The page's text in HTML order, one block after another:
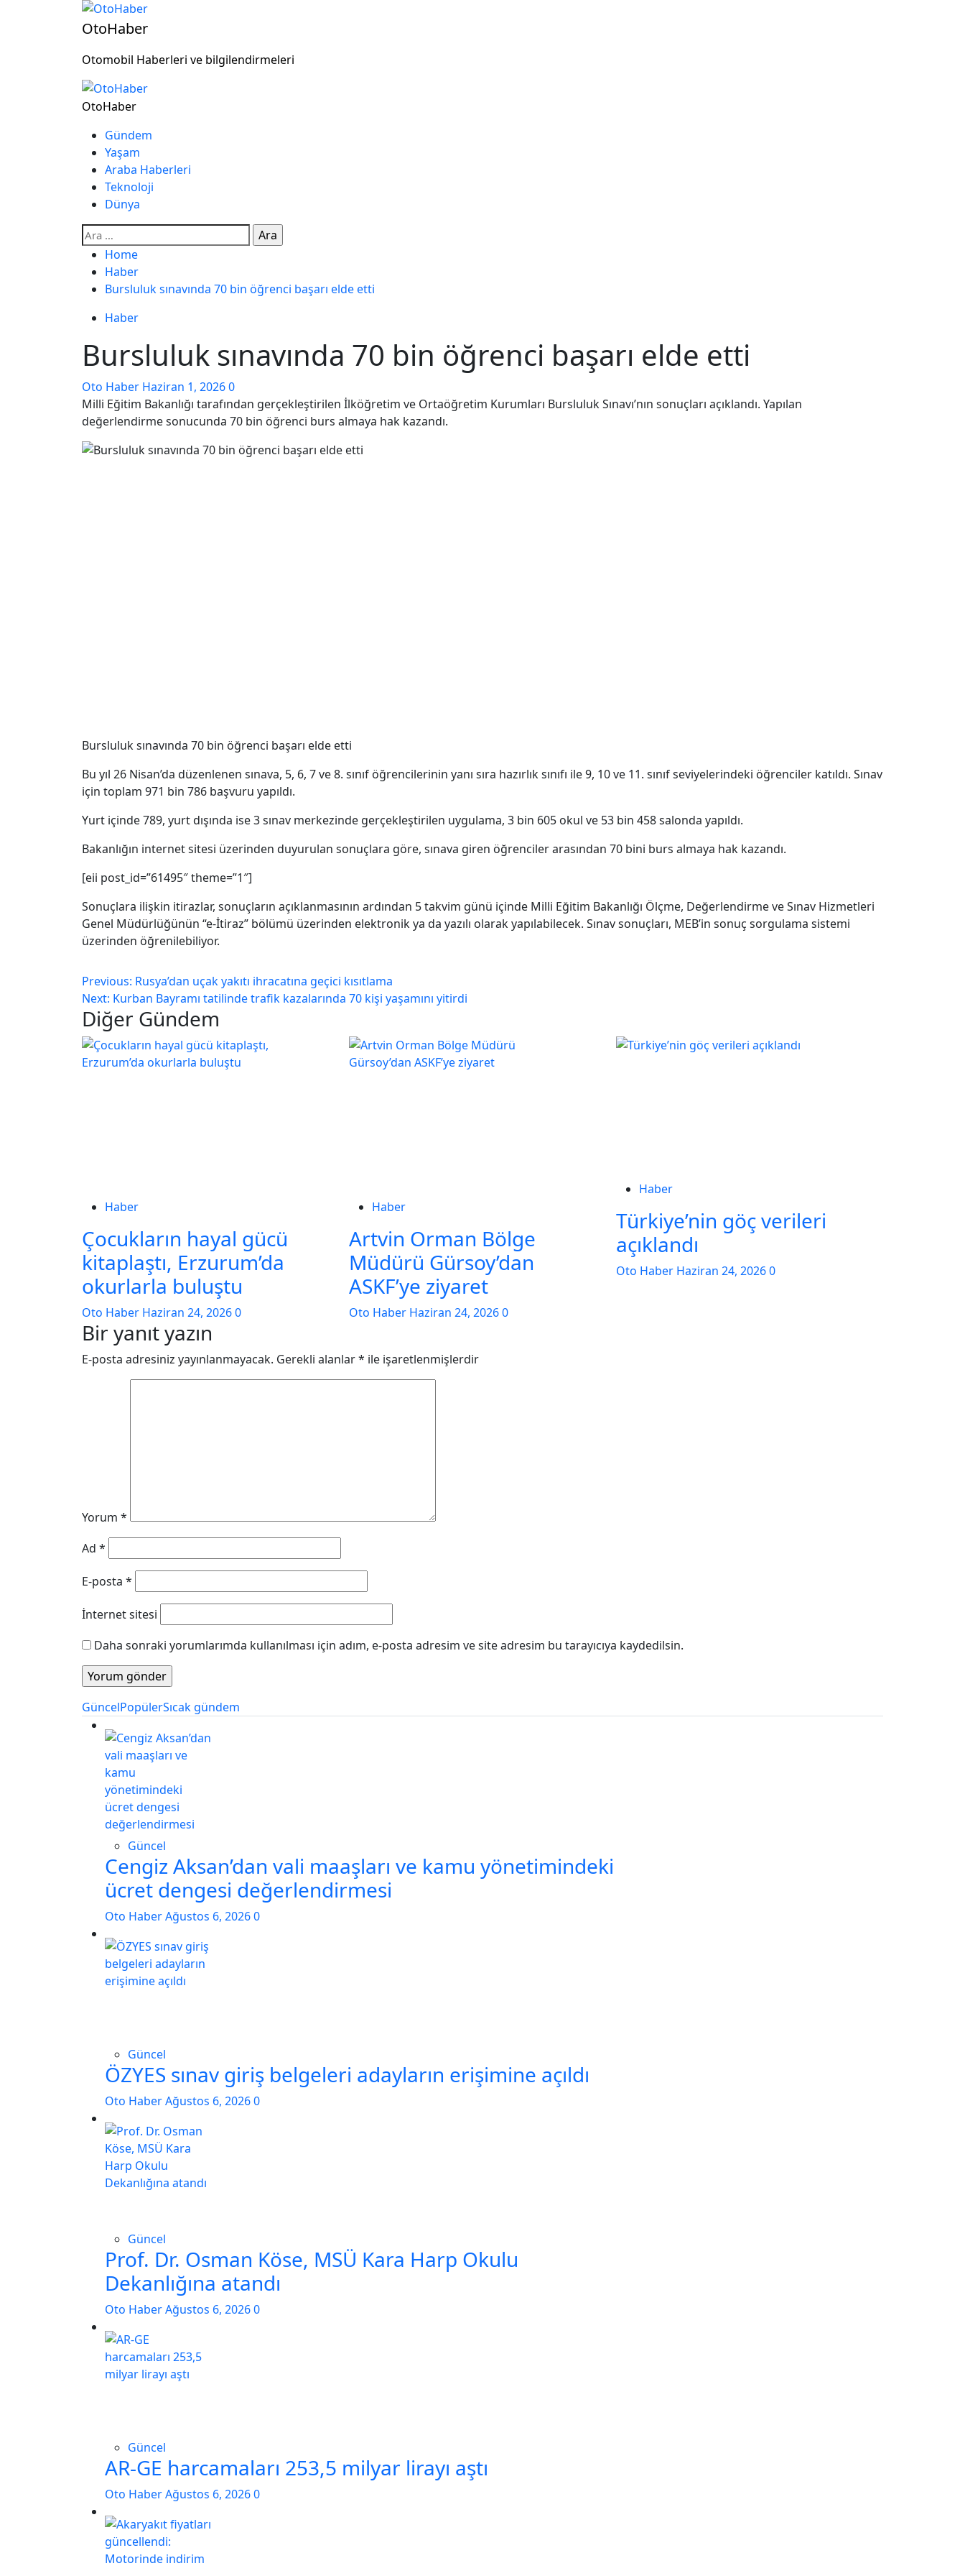
OtoHaber
Otomobil Haberleri ve bilgilendirmeleri
OtoHaber
Gündem
Yaşam
Araba Haberleri
Teknoloji
Dünya
Home
Haber
Bursluluk sınavında 70 bin öğrenci başarı elde etti
Haber
Bursluluk sınavında 70 bin öğrenci başarı elde etti
Oto Haber Haziran 1, 20260
Milli Eğitim Bakanlığı tarafından gerçekleştirilen İlköğretim ve Ortaöğretim Kurumları Bursluluk Sınavı’nın sonuçları açıklandı. Yapılan
değerlendirme sonucunda 70 bin öğrenci burs almaya hak kazandı.
Bursluluk sınavında 70 bin öğrenci başarı elde etti
Bu yıl 26 Nisan’da düzenlenen sınava, 5, 6, 7 ve 8. sınıf öğrencilerinin yanı sıra hazırlık sınıfı ile 9, 10 ve 11. sınıf seviyelerindeki öğrenciler katıldı. Sınav
için toplam 971 bin 786 başvuru yapıldı.
Yurt içinde 789, yurt dışında ise 3 sınav merkezinde gerçekleştirilen uygulama, 3 bin 605 okul ve 53 bin 458 salonda yapıldı.
Bakanlığın internet sitesi üzerinden duyurulan sonuçlara göre, sınava giren öğrenciler arasından 70 bini burs almaya hak kazandı.
[eii post_id=”61495″ theme=”1″]
Sonuçlara ilişkin itirazlar, sonuçların açıklanmasının ardından 5 takvim günü içinde Milli Eğitim Bakanlığı Ölçme, Değerlendirme ve Sınav Hizmetleri
Genel Müdürlüğünün “e-İtiraz” bölümü üzerinden elektronik ya da yazılı olarak yapılabilecek. Sınav sonuçları, MEB’in sonuç sorgulama sistemi
üzerinden öğrenilebiliyor.
Previous: Rusya’dan uçak yakıtı ihracatına geçici kısıtlama
Next: Kurban Bayramı tatilinde trafik kazalarında 70 kişi yaşamını yitirdi
Diğer Gündem
Haber
Çocukların hayal gücü
kitaplaştı, Erzurum’da
okurlarla buluştu
Oto Haber Haziran 24, 20260
Haber
Artvin Orman Bölge
Müdürü Gürsoy’dan
ASKF’ye ziyaret
Oto Haber Haziran 24, 20260
Haber
Türkiye’nin göç verileri
açıklandı
Oto Haber Haziran 24, 20260
Bir yanıt yazın
E-posta adresiniz yayınlanmayacak. Gerekli alanlar* ile işaretlenmişlerdir
Yorum *
Ad *
E-posta *
İnternet sitesi
Daha sonraki yorumlarımda kullanılması için adım, e-posta adresim ve site adresim bu tarayıcıya kaydedilsin.
GüncelPopülerSıcak gündem
Güncel
Cengiz Aksan’dan vali maaşları ve kamu yönetimindeki
ücret dengesi değerlendirmesi
Oto HaberAğustos 6, 20260
Güncel
ÖZYES sınav giriş belgeleri adayların erişimine açıldı
Oto HaberAğustos 6, 20260
Güncel
Prof. Dr. Osman Köse, MSÜ Kara Harp Okulu
Dekanlığına atandı
Oto HaberAğustos 6, 20260
Güncel
AR-GE harcamaları 253,5 milyar lirayı aştı
Oto HaberAğustos 6, 20260